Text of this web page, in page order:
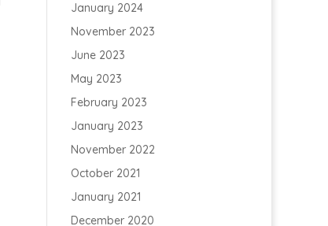
January 2024
November 2023
June 2023
May 2023
February 2023
January 2023
November 2022
October 2021
January 2021
December 2020